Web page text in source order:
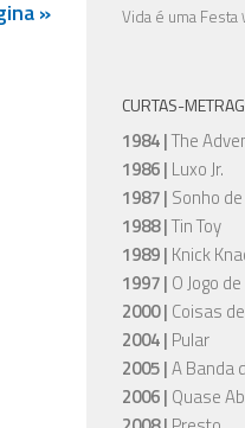
»
Vida é uma Festa
CURTAS-
1984 |The
1986 | Luxo Jr.
1987 | Sonho
1988 |Tin Toy
1989 | Knick
1997 | O Jogo
2000 | Coisas
2004 | Pular
2005 |A Banda
2006 | Quase